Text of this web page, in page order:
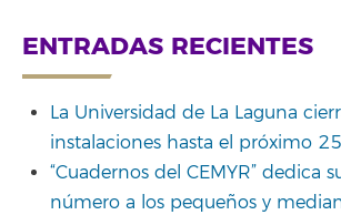
ENTRADAS RECIENTES
La Universidad de La Laguna
instalaciones hasta el próximo
“Cuadernos del CEMYR” dedica
número a los pequeños y